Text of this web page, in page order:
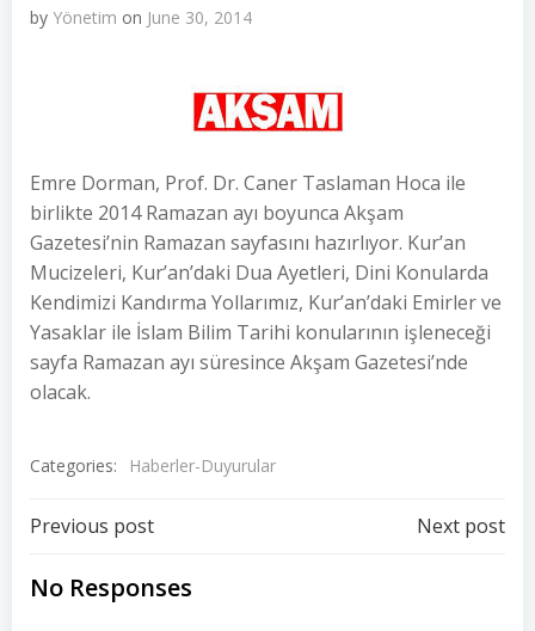
by Yönetim on June 30, 2014
Emre Dorman, Prof. Dr. Caner Taslaman Hoca ile
birlikte 2014 Ramazan ayı boyunca Akşam
Gazetesi’nin Ramazan sayfasını hazırlıyor. Kur’an
Mucizeleri, Kur’an’daki Dua Ayetleri, Dini Konularda
Kendimizi Kandırma Yollarımız, Kur’an’daki Emirler ve
Yasaklar ile İslam Bilim Tarihi konularının işleneceği
sayfa Ramazan ayı süresince Akşam Gazetesi’nde
olacak.
Categories: Haberler-Duyurular
Post
navigation
Previous post Next post
No Responses